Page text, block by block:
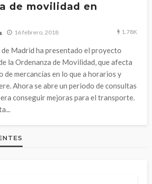
de movilidad en
16 febrero, 2018 1.78K
Madrid ha presentado el proyecto
la Ordenanza de Movilidad, que afecta
de mercancías en lo que a horarios y
Ahora se abre un periodo de consultas
conseguir mejoras para el transporte.